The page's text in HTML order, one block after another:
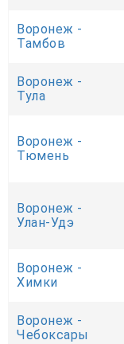
Воронеж -
Тамбов
Воронеж -
Тула
Воронеж -
Тюмень
Воронеж -
Улан-Удэ
Воронеж -
Химки
Воронеж -
Чебоксары